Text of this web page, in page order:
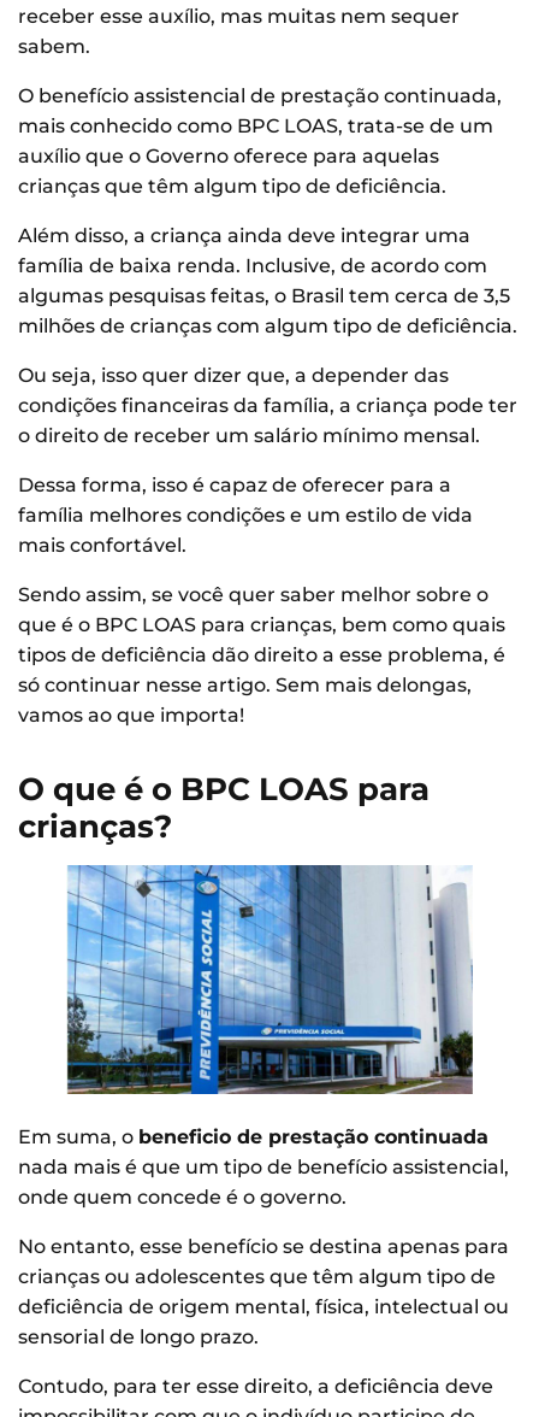
receber esse auxílio, mas muitas nem sequer
sabem.
O benefício assistencial de prestação continuada,
mais conhecido como BPC LOAS, trata-se de um
auxílio que o Governo oferece para aquelas
crianças que têm algum tipo de deficiência.
Além disso, a criança ainda deve integrar uma
família de baixa renda. Inclusive, de acordo com
algumas pesquisas feitas, o Brasil tem cerca de 3,5
milhões de crianças com algum tipo de deficiência.
Ou seja, isso quer dizer que, a depender das
condições financeiras da família, a criança pode ter
o direito de receber um salário mínimo mensal.
Dessa forma, isso é capaz de oferecer para a
família melhores condições e um estilo de vida
mais confortável.
Sendo assim, se você quer saber melhor sobre o
que é o BPC LOAS para crianças, bem como quais
tipos de deficiência dão direito a esse problema, é
só continuar nesse artigo. Sem mais delongas,
vamos ao que importa!
O que é o BPC LOAS para
crianças?
Em suma, o beneficio de prestação continuada
nada mais é que um tipo de benefício assistencial,
onde quem concede é o governo.
No entanto, esse benefício se destina apenas para
crianças ou adolescentes que têm algum tipo de
deficiência de origem mental, física, intelectual ou
sensorial de longo prazo.
Contudo, para ter esse direito, a deficiência deve